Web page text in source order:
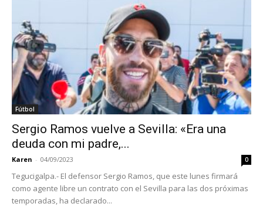
Fútbol
Sergio Ramos vuelve a Sevilla: «Era una
deuda con mi padre,...
Karen - 04/09/2023 0
Tegucigalpa.- El defensor Sergio Ramos, que este lunes firmará
como agente libre un contrato con el Sevilla para las dos próximas
temporadas, ha declarado...